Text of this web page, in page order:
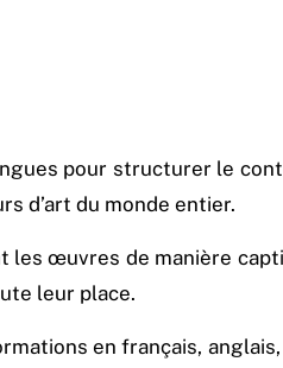
pour structurer le
d’art du monde entier.
les œuvres de manière
leur place.
en français,